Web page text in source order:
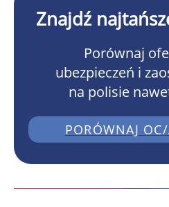
Znajdź
Porównaj
ubezpieczeń i
na polisie
PORÓWNAJ